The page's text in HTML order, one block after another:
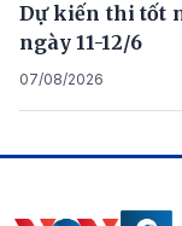
Dự kiến thi tốt
ngày 11-12/6
07/08/2026